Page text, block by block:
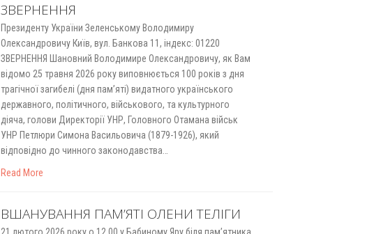
ЗВЕРНЕННЯ
Президенту України Зеленському Володимиру
Олександровичу Київ, вул. Банкова 11, індекс: 01220
ЗВЕРНЕННЯ Шановний Володимире Олександровичу, як Вам
відомо 25 травня 2026 року виповнюється 100 років з дня
трагічної загибелі (дня пам’яті) видатного українського
державного, політичного, військового, та культурного
діяча, голови Директорії УНР, Головного Отамана військ
УНР Петлюри Симона Васильовича (1879-1926), який
відповідно до чинного законодавства…
Read More
ВШАНУВАННЯ ПАМ’ЯТІ ОЛЕНИ ТЕЛІГИ